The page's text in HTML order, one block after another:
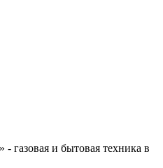
и бытовая техника в